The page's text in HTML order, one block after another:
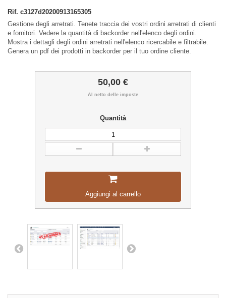
Rif. c3127d20200913165305
Gestione degli arretrati. Tenete traccia dei vostri ordini arretrati di clienti
e fornitori. Vedere la quantità di backorder nell'elenco degli ordini.
Mostra i dettagli degli ordini arretrati nell'elenco ricercabile e filtrabile.
Genera un pdf dei prodotti in backorder per il tuo ordine cliente.
50,00 €
Al netto delle imposte
Quantità
Aggiungi al carrello